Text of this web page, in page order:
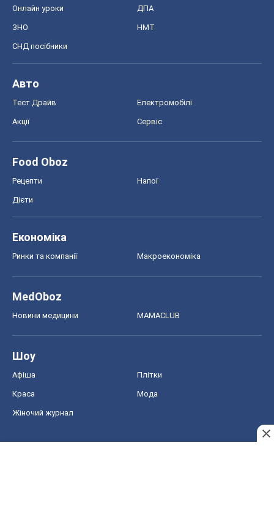
Онлайн уроки ДПА
ЗНО НМТ
СНД посібники
Авто
Тест Драйв Електромобілі
Акції Сервіс
Food Oboz
Рецепти Напої
Дієти
Економіка
Ринки та компанії Макроекономіка
MedOboz
Новини медицини MAMACLUB
Шоу
Афіша Плітки
Краса Мода
Жіночий журнал